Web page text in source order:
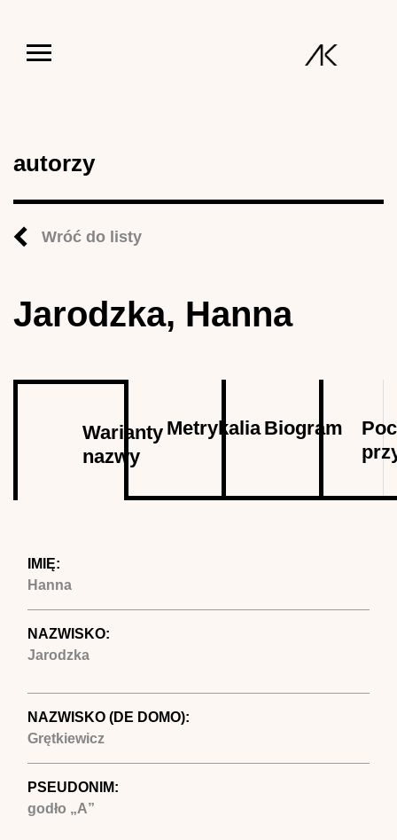
autorzy
Wróć do listy
Jarodzka, Hanna
Warianty
nazwy
karta)
MetrykaliaBiogram
IMIĘ:
Hanna
NAZWISKO:
Jarodzka
NAZWISKO (DE DOMO):
Grętkiewicz
PSEUDONIM:
godło „A”